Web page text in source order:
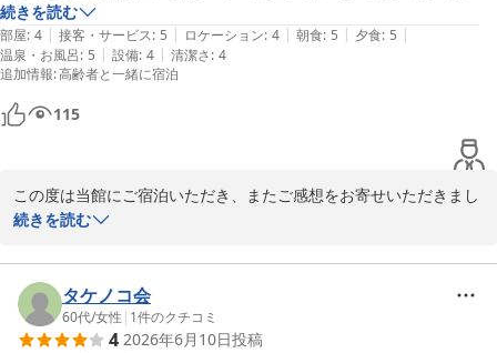
玉造温泉 湯之助の宿 長楽園
2026-05-20
続きを読む
部屋: 4 | 接客・サービス: 5 | ロケーション: 4 | 朝食: 5 | 夕食: 5 |
温泉・お風呂: 5 | 設備: 4 | 清潔さ: 4
追加情報:高齢者と一緒に宿泊
115
この度は当館にご宿泊いただき、またご感想をお寄せいただきまし
て誠にありがとうございます。
大変嬉しく存じます。また、日本一の混浴露天風呂もお楽しみいた
だけたようで何よりでございます。
一方で、スリッパや枕につきましてはご不便をお掛けし申し訳ござ
いませんでした。いただいたご意見は今後の参考とさせていただき
続きを読む
タケノコ会
60代/女性 | 1件のクチコミ
4 2026年6月10日投稿